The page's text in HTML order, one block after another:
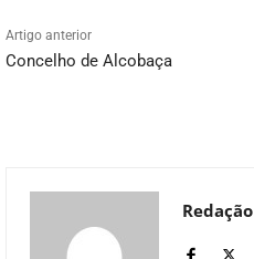
Artigo anterior
Concelho de Alcobaça
Redação